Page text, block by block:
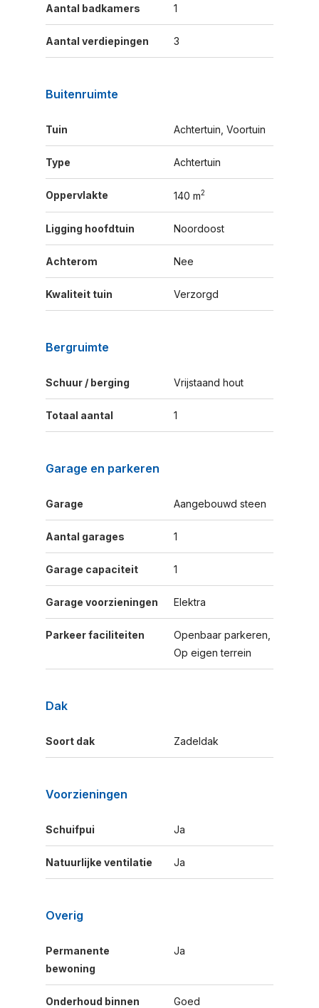
Aantal badkamers 1
Aantal verdiepingen 3
Buitenruimte
Tuin Achtertuin, Voortuin
Type Achtertuin
Oppervlakte 140 m2
Ligging hoofdtuin Noordoost
Achterom Nee
Kwaliteit tuin Verzorgd
Bergruimte
Schuur / berging Vrijstaand hout
Totaal aantal 1
Garage en parkeren
Garage Aangebouwd steen
Aantal garages 1
Garage capaciteit 1
Garage voorzieningen Elektra
Parkeer faciliteiten
Openbaar parkeren,
Op eigen terrein
Dak
Soort dak Zadeldak
Voorzieningen
Schuifpui Ja
Natuurlijke ventilatie Ja
Overig
Permanente
bewoning
Ja
Onderhoud binnen Goed